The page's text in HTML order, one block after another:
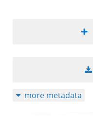
more metadata